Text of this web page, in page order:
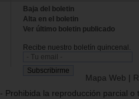
Baja del boletin
Alta en el boletin
Ver último boletin publicado
Recibe nuestro boletín quincenal.
Mapa Web |
- Prohibida la reproducción parcial o